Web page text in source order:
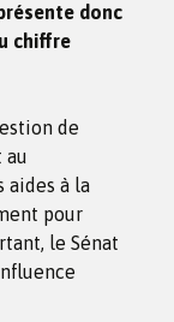
donc
chiffre
de
au
aides à la
pour
le Sénat